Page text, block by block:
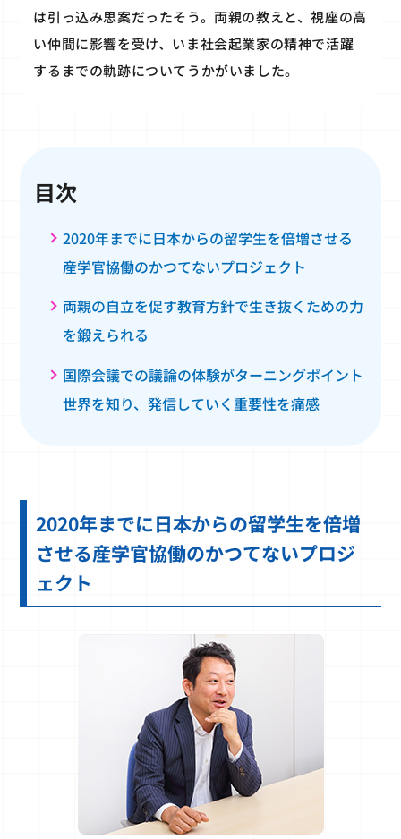
は引っ込み思案だったそう。両親の教えと、視座の高
い仲間に影響を受け、いま社会起業家の精神で活躍
するまでの軌跡についてうかがいました。
目次
2020年までに日本からの留学生を倍増させる
産学官協働のかつてないプロジェクト
両親の自立を促す教育方針で生き抜くための力
を鍛えられる
国際会議での議論の体験がターニングポイント
世界を知り、発信していく重要性を痛感
2020年までに日本からの留学生を倍増
させる産学官協働のかつてないプロジ
ェクト